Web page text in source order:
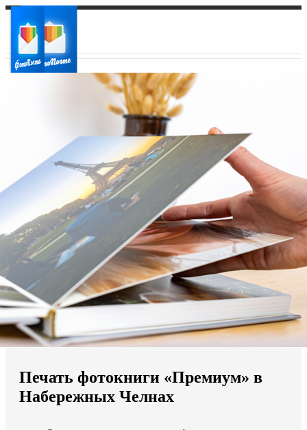
Ваш регион доставки
Выберите из списка:
Мы доставляем по всему миру
Продолжить без города
Печать фотокниги «Премиум» в
Набережных Челнах